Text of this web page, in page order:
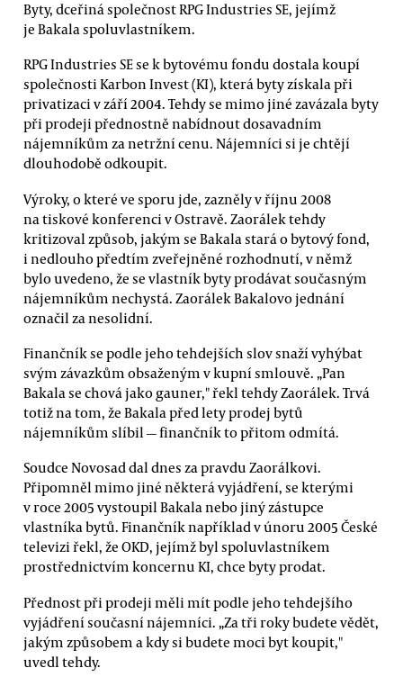
Byty, dceřiná společnost RPG Industries SE, jejímž
je Bakala spoluvlastníkem.
RPG Industries SE se k bytovému fondu dostala koupí
společnosti Karbon Invest (KI), která byty získala při
privatizaci v září 2004. Tehdy se mimo jiné zavázala byty
při prodeji přednostně nabídnout dosavadním
nájemníkům za netržní cenu. Nájemníci si je chtějí
dlouhodobě odkoupit.
Výroky, o které ve sporu jde, zazněly v říjnu 2008
na tiskové konferenci v Ostravě. Zaorálek tehdy
kritizoval způsob, jakým se Bakala stará o bytový fond,
i nedlouho předtím zveřejněné rozhodnutí, v němž
bylo uvedeno, že se vlastník byty prodávat současným
nájemníkům nechystá. Zaorálek Bakalovo jednání
označil za nesolidní.
Finančník se podle jeho tehdejších slov snaží vyhýbat
svým závazkům obsaženým v kupní smlouvě. „Pan
Bakala se chová jako gauner," řekl tehdy Zaorálek. Trvá
totiž na tom, že Bakala před lety prodej bytů
nájemníkům slíbil — finančník to přitom odmítá.
Soudce Novosad dal dnes za pravdu Zaorálkovi.
Připomněl mimo jiné některá vyjádření, se kterými
v roce 2005 vystoupil Bakala nebo jiný zástupce
vlastníka bytů. Finančník například v únoru 2005 České
televizi řekl, že OKD, jejímž byl spoluvlastníkem
prostřednictvím koncernu KI, chce byty prodat.
Přednost při prodeji měli mít podle jeho tehdejšího
vyjádření současní nájemníci. „Za tři roky budete vědět,
jakým způsobem a kdy si budete moci byt koupit,"
uvedl tehdy.